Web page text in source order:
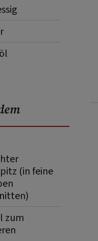
(in feine
zum